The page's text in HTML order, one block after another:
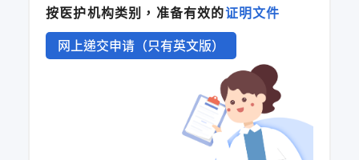
按医护机构类别，准备有效的证明文件
网上递交申请（只有英文版）